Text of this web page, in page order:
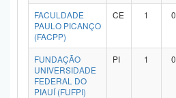
FACULDADE
PAULO PICANÇO
(FACPP)
CE 1 0
FUNDAÇÃO
UNIVERSIDADE
FEDERAL DO
PIAUÍ (FUFPI)
PI 1 0